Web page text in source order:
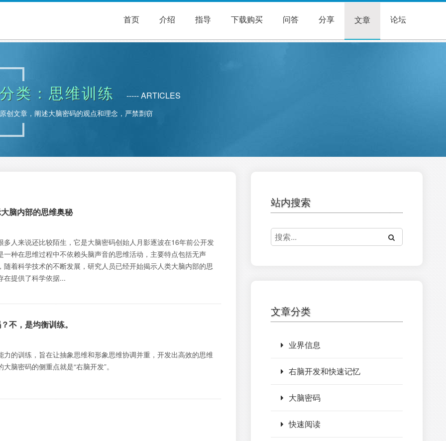
首页 介绍 指导 下载购买 问答 分享 文章 论坛
分类：思维训练 ----- ARTICLES
原创文章，阐述大脑密码的观点和理念，严禁剽窃
脑内部的思维奥秘
多人来说还比较陌生，它是大脑密码创始人月影逐波在16年前公开发
一种在思维过程中不依赖头脑声音的思维活动，主要特点包括无声
随着科学技术的不断发展，研究人员已经开始揭示人类大脑内部的思
在提供了科学依据...
不，是均衡训练。
力的训练，旨在让抽象思维和形象思维协调并重，开发出高效的思维
脑密码的侧重点就是“右脑开发”。
站内搜索
文章分类
业界信息
右脑开发和快速记忆
大脑密码
快速阅读